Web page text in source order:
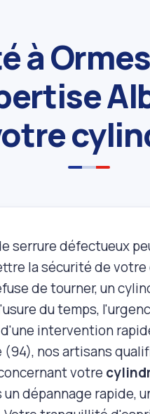
à
serrure défectueux
la sécurité de
de tourner, un
du temps,
intervention
(94), nos artisans
votre
dépannage rapide,